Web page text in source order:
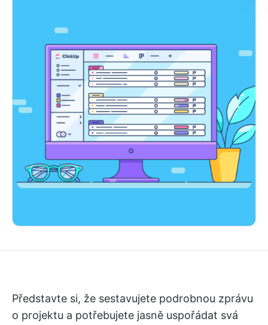
Představte si, že sestavujete podrobnou zprávu
o projektu a potřebujete jasně uspořádat svá